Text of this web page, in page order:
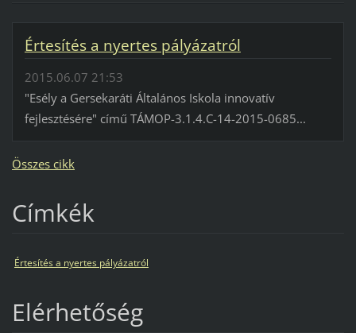
Értesítés a nyertes pályázatról
2015.06.07 21:53
"Esély a Gersekaráti Általános Iskola innovatív
fejlesztésére" című TÁMOP-3.1.4.C-14-2015-0685...
Összes cikk
Címkék
Értesítés a nyertes pályázatról
Elérhetőség